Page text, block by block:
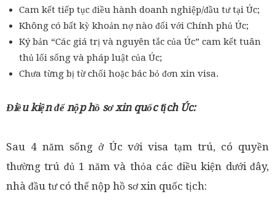
Cam kết tiếp tục điều hành doanh nghiệp/đầu tư tại Úc;
Không có bất kỳ khoản nợ nào đối với Chính phủ Úc;
Ký bản “Các giá trị và nguyên tắc của Úc” cam kết tuân
thủ lối sống và pháp luật của Úc;
Chưa từng bị từ chối hoặc bác bỏ đơn xin visa.
Điều kiện để nộp hồ sơ xin quốc tịch Úc:
Sau 4 năm sống ở Úc với visa tạm trú, có quyền
thường trú đủ 1 năm và thỏa các điều kiện dưới đây,
nhà đầu tư có thể nộp hồ sơ xin quốc tịch: